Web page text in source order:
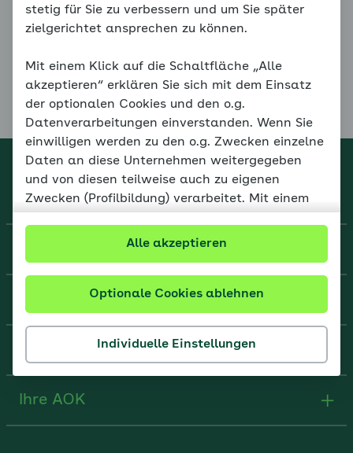
Angst
Familiencoach Kinderängste
Hilfe und Kontakt
Rechtliches
Ihre AOK
stetig für Sie zu verbessern und um Sie später
zielgerichtet ansprechen zu können.
Mit einem Klick auf die Schaltfläche „Alle
akzeptieren“ erklären Sie sich mit dem Einsatz
der optionalen Cookies und den o.g.
Datenverarbeitungen einverstanden. Wenn Sie
einwilligen werden zu den o.g. Zwecken einzelne
Daten an diese Unternehmen weitergegeben
und von diesen teilweise auch zu eigenen
Zwecken (Profilbildung) verarbeitet. Mit einem
ablehnen“ werden ausschließlich funktionale
Schaltfläche „Individuelle Einstellungen“ können
persönliche Einstellungen vorgenommen werden.
Ihr Einverständnis kann jederzeit mit Wirkung für
die Zukunft widerrufen oder geändert werden.
ausführlich über Art und Umfang der
Datenverarbeitung sowie Ihre Rechte. Weitere
Individuelle Einstellungen
Optionale Cookies ablehnen
Alle akzeptieren